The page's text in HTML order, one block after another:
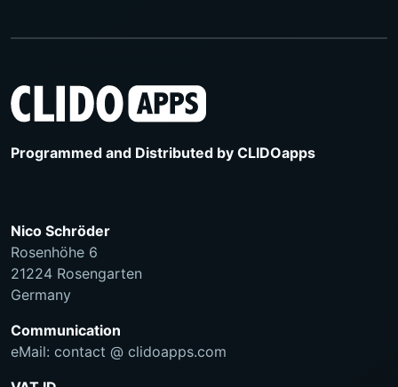
Programmed and Distributed by CLIDOapps
Nico Schröder
Rosenhöhe 6
21224 Rosengarten
Germany
Communication
eMail: contact @ clidoapps.com